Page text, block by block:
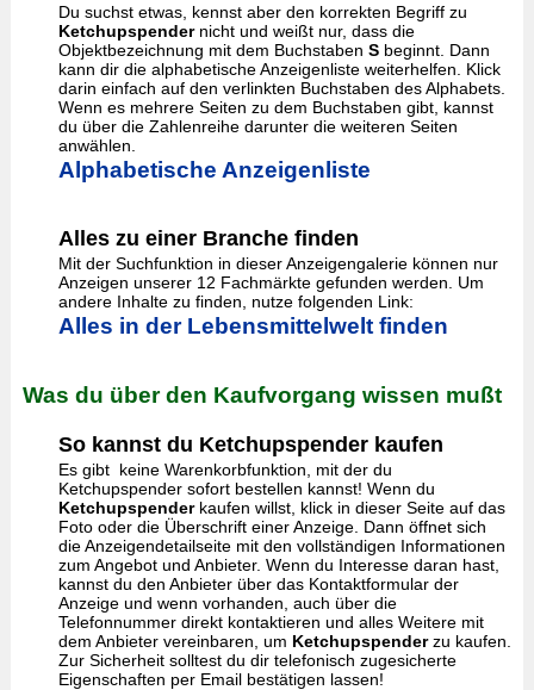
Du suchst etwas, kennst aber den korrekten Begriff zu
Ketchupspendernicht und weißt nur, dass die
Objektbezeichnung mit dem Buchstaben Sbeginnt. Dann
kann dir die alphabetische Anzeigenliste weiterhelfen. Klick
darin einfach auf den verlinkten Buchstaben des Alphabets.
Wenn es mehrere Seiten zu dem Buchstaben gibt, kannst
du über die Zahlenreihe darunter die weiteren Seiten
anwählen.
Alphabetische Anzeigenliste
Alles zu einer Branche finden
Mit der Suchfunktion in dieser Anzeigengalerie können nur
Anzeigen unserer 12 Fachmärkte gefunden werden. Um
andere Inhalte zu finden, nutze folgenden Link:
Alles in der Lebensmittelwelt finden
Was du über den Kaufvorgang wissen mußt
So kannst du Ketchupspender kaufen
Es gibt keine Warenkorbfunktion, mit der du
Ketchupspender sofort bestellen kannst! Wenn du
Ketchupspenderkaufen willst, klick in dieser Seite auf das
Foto oder die Überschrift einer Anzeige. Dann öffnet sich
die Anzeigendetailseite mit den vollständigen Informationen
zum Angebot und Anbieter. Wenn du Interesse daran hast,
kannst du den Anbieter über das Kontaktformular der
Anzeige und wenn vorhanden, auch über die
Telefonnummer direkt kontaktieren und alles Weitere mit
dem Anbieter vereinbaren, um Ketchupspenderzu kaufen.
Zur Sicherheit solltest du dir telefonisch zugesicherte
Eigenschaften per Email bestätigen lassen!